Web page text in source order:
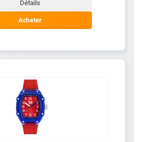
Détails
Acheter